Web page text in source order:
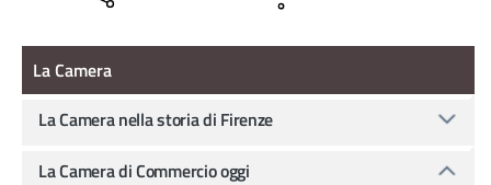
La camera
La Camera
La Camera nella storia di Firenze
La Camera di Commercio oggi